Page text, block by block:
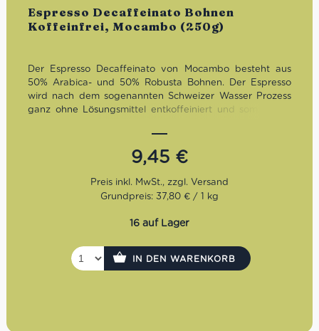
Espresso Decaffeinato Bohnen
Koffeinfrei, Mocambo (250g)
Bewertet
Der Espresso Decaffeinato von Mocambo besteht aus
50% Arabica- und 50% Robusta Bohnen. Der Espresso
wird nach dem sogenannten Schweizer Wasser Prozess
ganz ohne Lösungsmittel entkoffeiniert und somit ohne
er durch Noten von Sauerkirsche, Lakritz und Cognac.
Geschmack:
Aromatisch, anhaltend, umhüllend
50% Arabica, 50% Robusta
9,45 €
Grundpreis: 37,80 € / 1 kg
16 auf Lager
IN DEN WARENKORB